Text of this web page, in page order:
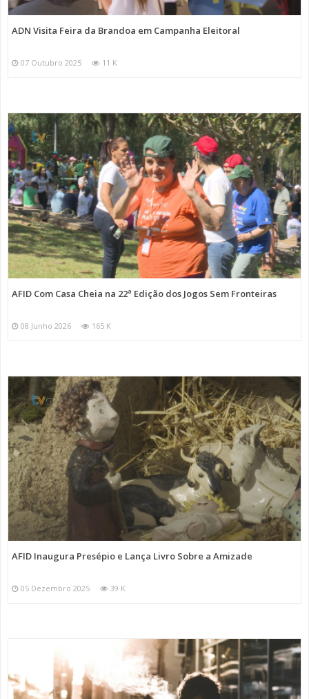
ADN Visita Feira da Brandoa em Campanha Eleitoral
07 Outubro 2025 11 K
AFID Com Casa Cheia na 22ª Edição dos Jogos Sem Fronteiras
08 Junho 2026 165 K
AFID Inaugura Presépio e Lança Livro Sobre a Amizade
05 Dezembro 2025 39 K